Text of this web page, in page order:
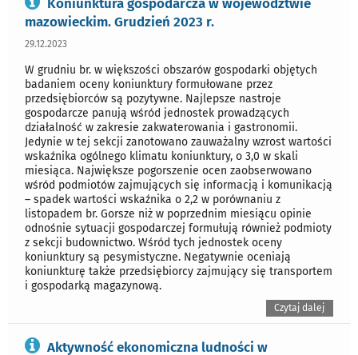
mazowieckim. Grudzień 2023 r.
29.12.2023
W grudniu br. w większości obszarów gospodarki objętych
badaniem oceny koniunktury formułowane przez
przedsiębiorców są pozytywne. Najlepsze nastroje
gospodarcze panują wśród jednostek prowadzących
działalność w zakresie zakwaterowania i gastronomii.
Jedynie w tej sekcji zanotowano zauważalny wzrost wartości
wskaźnika ogólnego klimatu koniunktury, o 3,0 w skali
miesiąca. Największe pogorszenie ocen zaobserwowano
wśród podmiotów zajmujących się informacją i komunikacją
– spadek wartości wskaźnika o 2,2 w porównaniu z
listopadem br. Gorsze niż w poprzednim miesiącu opinie
odnośnie sytuacji gospodarczej formułują również podmioty
z sekcji budownictwo. Wśród tych jednostek oceny
koniunktury są pesymistyczne. Negatywnie oceniają
koniunkturę także przedsiębiorcy zajmujący się transportem
i gospodarką magazynową.
Czytaj dalej
Aktywność ekonomiczna ludności w